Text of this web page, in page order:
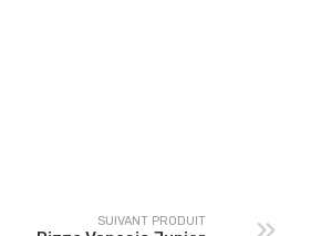
SUIVANT PRODUIT